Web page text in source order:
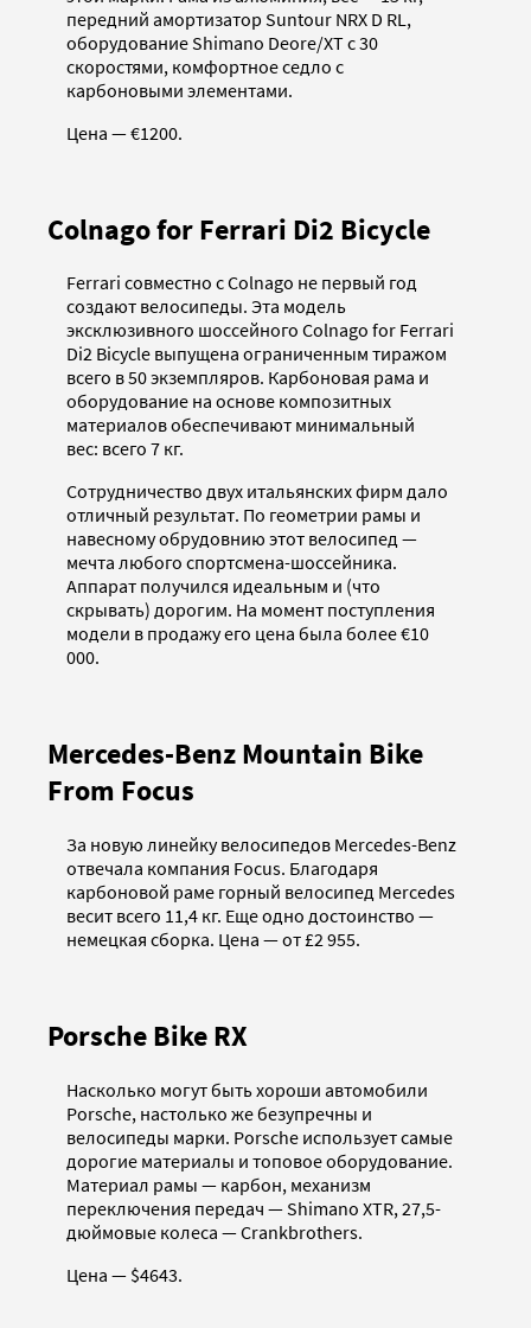
передний амортизатор Suntour NRX D RL,
оборудование Shimano Deore/XT с 30
скоростями, комфортное седло c
карбоновыми элементами.
Цена — €1200.
Colnago for Ferrari Di2 Bicycle
Ferrari совместно с Colnago не первый год
создают велосипеды. Эта модель
эксклюзивного шоссейного Colnago for Ferrari
Di2 Bicycle выпущена ограниченным тиражом
всего в 50 экземпляров. Карбоновая рама и
оборудование на основе композитных
материалов обеспечивают минимальный
вес: всего 7 кг.
Сотрудничество двух итальянских фирм дало
отличный результат. По геометрии рамы и
навесному обрудовнию этот велосипед —
мечта любого спортсмена-шоссейника.
Аппарат получился идеальным и (что
скрывать) дорогим. На момент поступления
модели в продажу его цена была более €10
000.
Mercedes-Benz Mountain Bike
From Focus
За новую линейку велосипедов Mercedes-Benz
отвечала компания Focus. Благодаря
карбоновой раме горный велосипед Mercedes
весит всего 11,4 кг. Еще одно достоинство —
немецкая сборка. Цена — от £2 955.
Porsche Bike RX
Насколько могут быть хороши автомобили
Porsche, настолько же безупречны и
велосипеды марки. Porsche использует самые
дорогие материалы и топовое оборудование.
Материал рамы — карбон, механизм
переключения передач — Shimano XTR, 27,5-
дюймовые колеса — Crankbrothers.
Цена — $4643.